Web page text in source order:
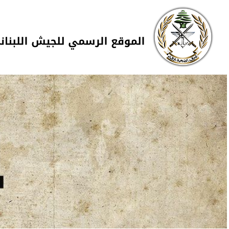
تجاوز إلى المحتوى الرئيسي
Skip to navigation